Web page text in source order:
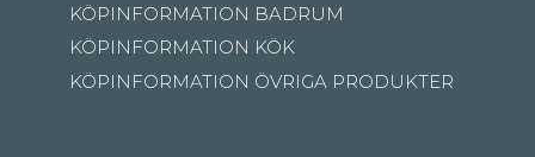
KÖPINFORMATION BADRUM
KÖPINFORMATION KÖK
KÖPINFORMATION ÖVRIGA PRODUKTER